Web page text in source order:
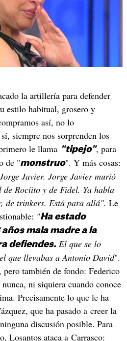
la artillería para defender
estilo habitual, grosero y
así, no lo
siempre nos sorprenden los
le llama "tipejo", para
de "monstruo". Y más cosas:
Javier. Jorge Javier murió
Rocíito y de Fidel. Ya habla
de trinkers. Está para allá". Le
"Ha estado
mala madre a la
defiendes.El que se lo
que llevabas a Antonio David".
también de fondo: Federico
ni siquiera cuando conoce
Precisamente lo que le ha
que ha pasado a creer la
discusión posible. Para
Losantos ataca a Carrasco: